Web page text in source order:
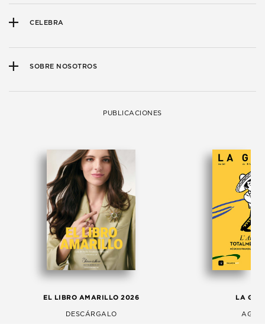
CELEBRA
SOBRE NOSOTROS
PUBLICACIONES
EL LIBRO AMARILLO 2026
DESCÁRGALO
LA